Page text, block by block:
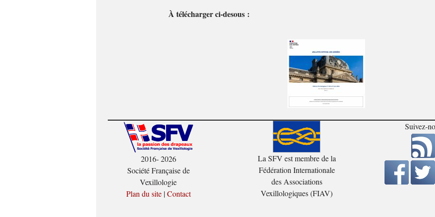
À télécharger ci-desous :
2016- 2026
Société Française de
Vexillologie
Plan du site|Contact
La SFV est membre de la
Fédération Internationale
des Associations
Vexillologiques (FIAV)
Suivez-